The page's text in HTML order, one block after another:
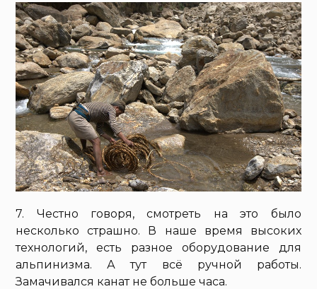
7. Честно говоря, смотреть на это было
несколько страшно. В наше время высоких
технологий, есть разное оборудование для
альпинизма. А тут всё ручной работы.
Замачивался канат не больше часа.